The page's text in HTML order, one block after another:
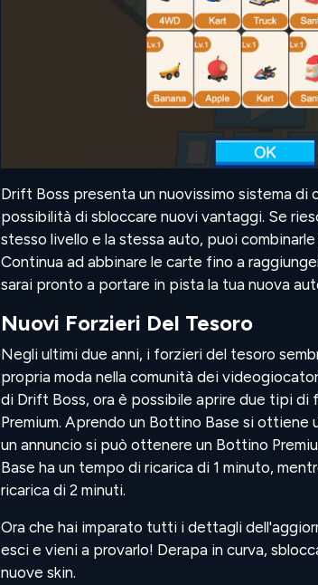
Drift Boss presenta un nuovissimo sistema
possibilità di sbloccare nuovi vantaggi. Se
stesso livello e la stessa auto, puoi
Continua ad abbinare le carte fino a
sarai pronto a portare in pista la tua nuova
Nuovi Forzieri Del Tesoro
Negli ultimi due anni, i forzieri del tesoro
propria moda nella comunità dei
di Drift Boss, ora è possibile aprire due tipi di
Premium. Aprendo un Bottino Base si ottiene
un annuncio si può ottenere un Bottino
Base ha un tempo di ricarica di 1 minuto,
ricarica di 2 minuti.
Ora che hai imparato tutti i dettagli
esci e vieni a provarlo! Derapa in curva,
nuove skin.